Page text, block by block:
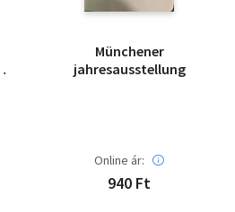
Münchener
jahresausstellung
Online ár:
940 Ft